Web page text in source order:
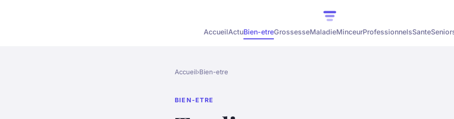
AccueilActuBien-etreGrossesseMaladieMinceurProfessionnelsSante
Accueil›Bien-etre
BIEN-ETRE